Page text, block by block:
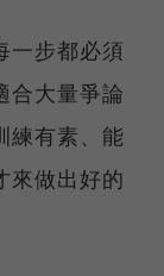
一步都必須
合大量爭論
練有素、能
來做出好的